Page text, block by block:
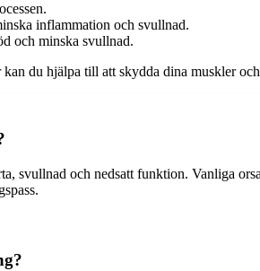
inflammation och svullnad.
och minska svullnad.
du hjälpa till att skydda dina muskler
svullnad och nedsatt funktion. Vanliga